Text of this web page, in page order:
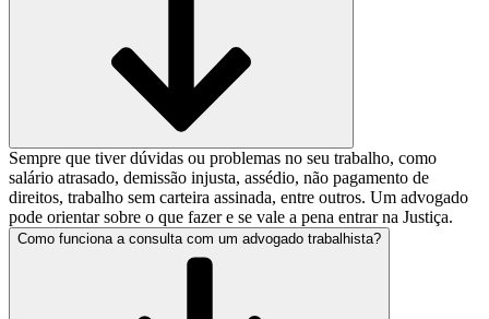
Sempre que tiver dúvidas ou problemas no seu trabalho, como
salário atrasado, demissão injusta, assédio, não pagamento de
direitos, trabalho sem carteira assinada, entre outros. Um advogado
pode orientar sobre o que fazer e se vale a pena entrar na Justiça.
Como funciona a consulta com um advogado trabalhista?